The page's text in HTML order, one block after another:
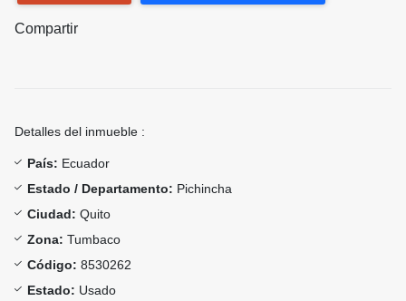
Compartir
Detalles del inmueble :
País: Ecuador
Estado / Departamento: Pichincha
Ciudad: Quito
Zona: Tumbaco
Código: 8530262
Estado: Usado